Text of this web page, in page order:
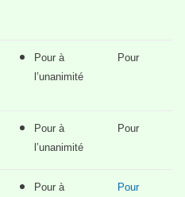
Pour à
l’unanimité
Pour
Pour à
l’unanimité
Pour
Pour à
Pour